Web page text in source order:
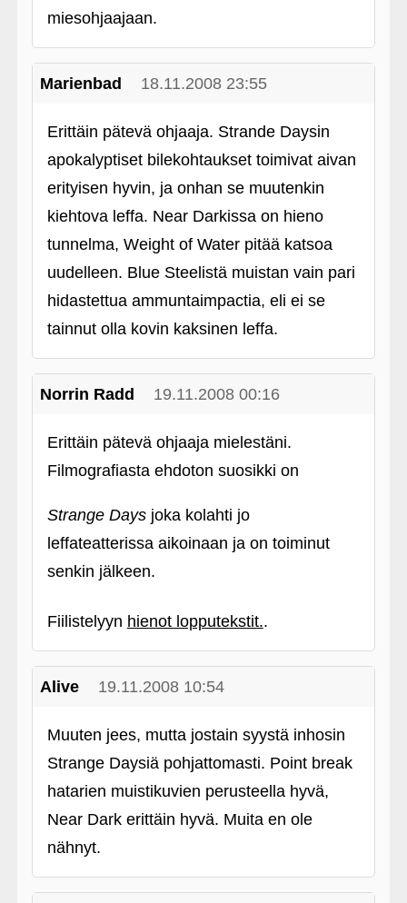
miesohjaajaan.
Marienbad 18.11.2008 23:55
Erittäin pätevä ohjaaja. Strande Daysin
apokalyptiset bilekohtaukset toimivat aivan
erityisen hyvin, ja onhan se muutenkin
kiehtova leffa. Near Darkissa on hieno
tunnelma, Weight of Water pitää katsoa
uudelleen. Blue Steelistä muistan vain pari
hidastettua ammuntaimpactia, eli ei se
tainnut olla kovin kaksinen leffa.
Norrin Radd 19.11.2008 00:16
Erittäin pätevä ohjaaja mielestäni.
Filmografiasta ehdoton suosikki on
Strange Daysjoka kolahti jo
leffateatterissa aikoinaan ja on toiminut
senkin jälkeen.
Fiilistelyyn hienot lopputekstit..
Alive 19.11.2008 10:54
Muuten jees, mutta jostain syystä inhosin
Strange Daysiä pohjattomasti. Point break
hatarien muistikuvien perusteella hyvä,
Near Dark erittäin hyvä. Muita en ole
nähnyt.